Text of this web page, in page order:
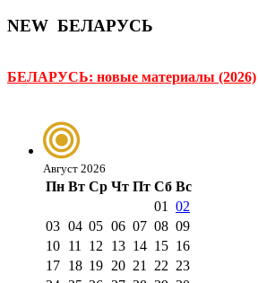
NEW БЕЛАРУСЬ
БЕЛАРУСЬ: новые материалы (2026)
Август 2026
Пн Вт Ср Чт Пт Сб Вс
01
02
03 04 05 06 07 08 09
10 11 12 13 14 15 16
17 18 19 20 21 22 23